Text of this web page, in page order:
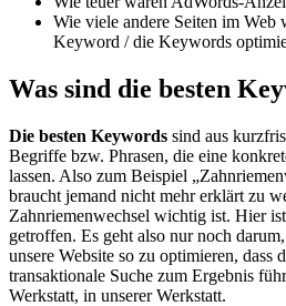
Wie viele andere Seiten im Web
Keyword / die Keywords
Was sind die besten
Die besten Keywords sind aus
Begriffe bzw. Phrasen, die eine
lassen. Also zum Beispiel
braucht jemand nicht mehr erklärt zu
Zahnriemenwechsel wichtig ist. Hier
getroffen. Es geht also nur noch
unsere Website so zu optimieren, dass
transaktionale Suche zum Ergebnis
Werkstatt, in unserer Werkstatt.